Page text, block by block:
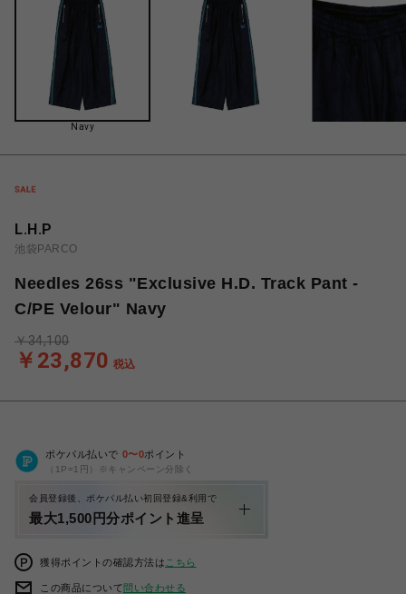
Navy
L.H.P
池袋PARCO
Needles 26ss "Exclusive H.D. Track Pant -
C/PE Velour" Navy
￥23,870 税込
￥34,100
ポケパル払いで 0〜0ポイント
（1P=1円）※キャンペーン分除く
会員登録後、ポケパル払い初回登録&利用で
最大1,500円分ポイント進呈
獲得ポイントの確認方法は こちら
この商品について問い合わせる